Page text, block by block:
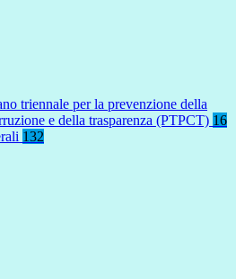
triennale per la prevenzione della
e della trasparenza (PTPCT) 16
132